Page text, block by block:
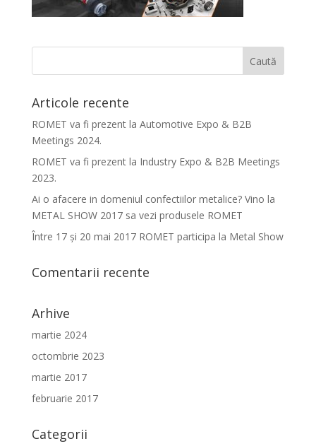
Articole recente
ROMET va fi prezent la Automotive Expo & B2B
Meetings 2024.
ROMET va fi prezent la Industry Expo & B2B Meetings
2023.
Ai o afacere in domeniul confectiilor metalice? Vino la
METAL SHOW 2017 sa vezi produsele ROMET
Între 17 şi 20 mai 2017 ROMET participa la Metal Show
Comentarii recente
Arhive
martie 2024
octombrie 2023
martie 2017
februarie 2017
Categorii